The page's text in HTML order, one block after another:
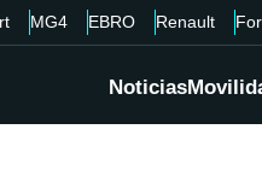
MG4 EBRO Renault
Noticias